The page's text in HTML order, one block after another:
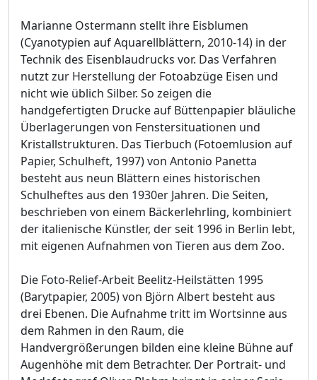
Marianne Ostermann stellt ihre Eisblumen
(Cyanotypien auf Aquarellblättern, 2010-14) in der
Technik des Eisenblaudrucks vor. Das Verfahren
nutzt zur Herstellung der Fotoabzüge Eisen und
nicht wie üblich Silber. So zeigen die
handgefertigten Drucke auf Büttenpapier bläuliche
Überlagerungen von Fenstersituationen und
Kristallstrukturen. Das Tierbuch (Fotoemlusion auf
Papier, Schulheft, 1997) von Antonio Panetta
besteht aus neun Blättern eines historischen
Schulheftes aus den 1930er Jahren. Die Seiten,
beschrieben von einem Bäckerlehrling, kombiniert
der italienische Künstler, der seit 1996 in Berlin lebt,
mit eigenen Aufnahmen von Tieren aus dem Zoo.
Die Foto-Relief-Arbeit Beelitz-Heilstätten 1995
(Barytpapier, 2005) von Björn Albert besteht aus
drei Ebenen. Die Aufnahme tritt im Wortsinne aus
dem Rahmen in den Raum, die
Handvergrößerungen bilden eine kleine Bühne auf
Augenhöhe mit dem Betrachter. Der Portrait- und